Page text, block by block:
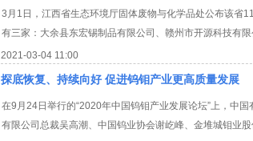
3月1日，江西省生态环境厅固体废物与化学品处公布该省
有三家：大余县东宏锡制品有限公司、赣州市开源科技有
2021-03-04 11:00
探底恢复、持续向好 促进钨钼产业更高质量发展
在9月24日举行的“2020年中国钨钼产业发展论坛”上，中
有限公司总裁吴高潮、中国钨业协会谢屹峰、金堆城钼业